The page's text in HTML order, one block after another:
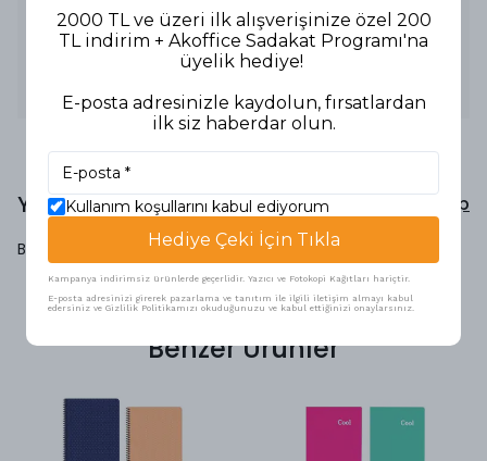
Sayfa Sayısı: 80
Sayfa Özelliği: Çizgili
Özellikler:
- Çizgili sayfalar, düzenli yazılar için idealdir.
- Smoothie tasarım, şık ve modern.
Kullanım Alanları: Okul, ofis ve kişisel notlar için uygundur.
Yorumlar Yorum Yap
Bu ürün için henüz yorum yapılmamış.
Benzer Ürünler
2000 TL ve üzeri ilk alışverişinize özel 200
TL indirim + Akoffice Sadakat Programı'na
üyelik hediye!
E-posta adresinizle kaydolun, fırsatlardan
ilk siz haberdar olun.
Kullanım koşullarını kabul ediyorum
Hediye Çeki İçin Tıkla
Kampanya indirimsiz ürünlerde geçerlidir. Yazıcı ve Fotokopi Kağıtları hariçtir.
E-posta adresinizi girerek pazarlama ve tanıtım ile ilgili iletişim almayı kabul
edersiniz ve Gizlilik Politikamızı okuduğunuzu ve kabul ettiğinizi onaylarsınız.